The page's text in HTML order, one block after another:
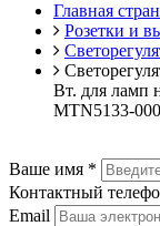
Главная
Розетки и
Вт. для ламп
MTN5133-
Ваше имя *
Контактный
Email